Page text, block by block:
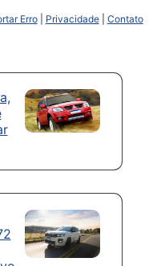
Erro| Privacidade| Contato